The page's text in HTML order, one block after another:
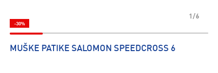
1/6
-30%
MUŠKE PATIKE SALOMON SPEEDCROSS 6